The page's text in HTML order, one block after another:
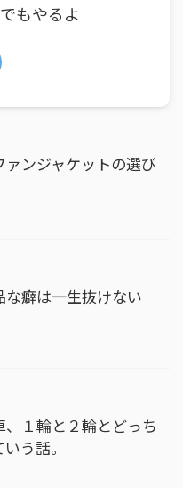
もやるよ
ァンジャケットの選び
な癖は一生抜けない
、１輪と２輪とどっち
う話。